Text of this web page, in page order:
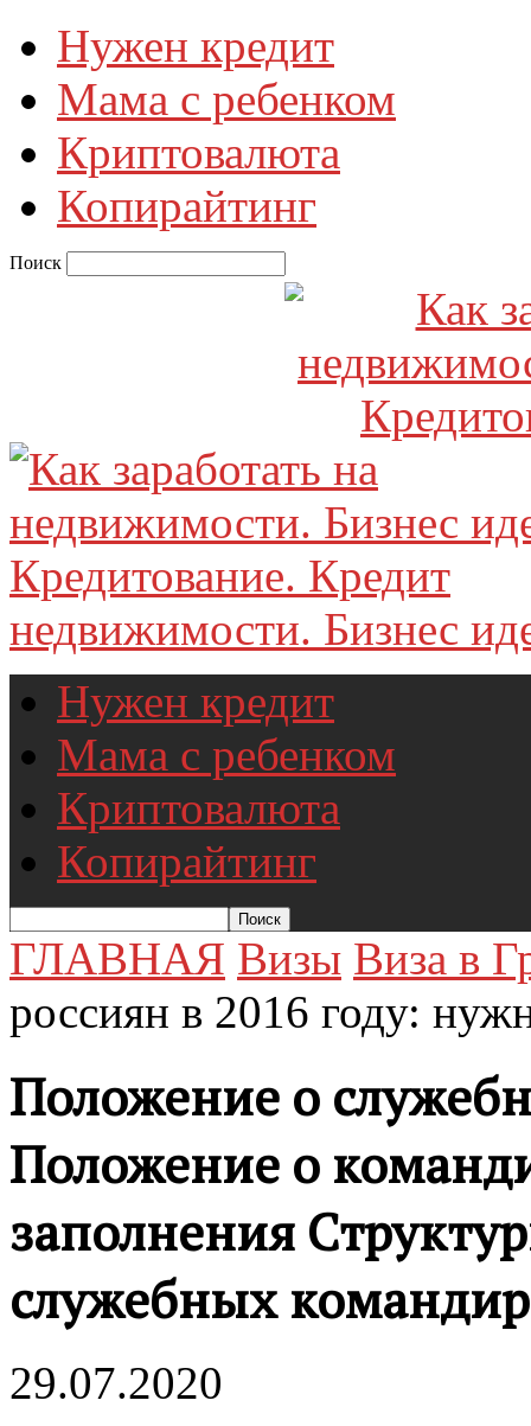
Нужен кредит
Мама с ребенком
Криптовалюта
Копирайтинг
Поиск
недвижимости. Бизнес
Нужен кредит
Мама с ребенком
Криптовалюта
Копирайтинг
ГЛАВНАЯ Визы Виза в
россиян в 2016 году:
Положение о
Положение о
заполнения
служебных
29.07.2020